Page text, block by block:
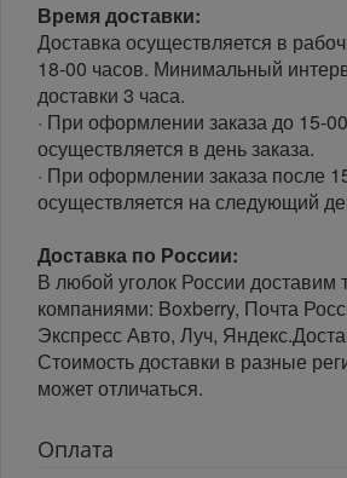
Время доставки:
Доставка осуществляется в
18-00 часов. Минимальный
доставки 3 часа.
· При оформлении заказа до 15-
осуществляется в день заказа.
· При оформлении заказа после
осуществляется на следующий
Доставка по России:
В любой уголок России доставим
компаниями: Boxberry, Почта
Экспресс Авто, Луч,
Стоимость доставки в разные
может отличаться.
Оплата